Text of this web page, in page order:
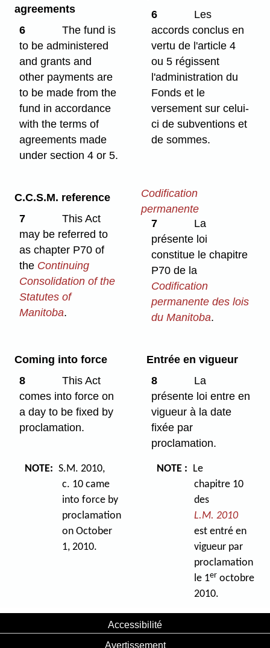
agreements
6
The fund is
to be administered
and grants and
other payments are
to be made from the
fund in accordance
with the terms of
agreements made
under section 4 or 5.
6
Les
accords conclus en
vertu de l'article 4
ou 5 régissent
l'administration du
Fonds et le
versement sur celui-
ci de subventions et
de sommes.
C.C.S.M. reference
7
This Act
may be referred to
as chapter P70 of
the Continuing
Consolidation of the
Statutes of
Manitoba.
Codification
permanente
7
La
présente loi
constitue le chapitre
P70 de la
Codification
permanente des lois
du Manitoba.
Coming into force
8
This Act
comes into force on
a day to be fixed by
proclamation.
Entrée en vigueur
8
La
présente loi entre en
vigueur à la date
fixée par
proclamation.
NOTE: S.M. 2010,
c. 10 came
into force by
proclamation
on October
1, 2010.
NOTE :
Le
chapitre 10
des
L.M. 2010
est entré en
vigueur par
proclamation
le 1er octobre
2010.
Accessibilité
Avertissement